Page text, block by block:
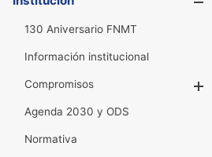
130 Aniversario FNMT
Información institucional
Compromisos
Agenda 2030 y ODS
Normativa